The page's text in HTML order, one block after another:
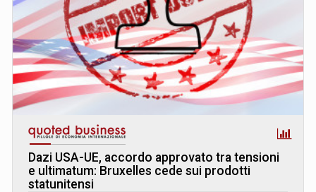
Dazi USA-UE, accordo approvato tra tensioni
e ultimatum: Bruxelles cede sui prodotti
statunitensi